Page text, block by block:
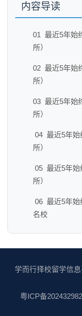
内容导读
01 最近5年始
所）
02 最近5年始
所）
03 最近5年始
所）
04 最近5年始
所）
05 最近5年始
所）
06 最近5年始
名校
学而行择校留学信
粤ICP备